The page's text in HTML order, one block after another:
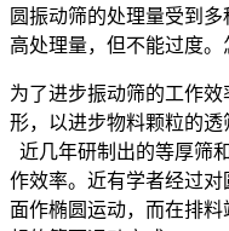
圆振动筛的处理量受到
高处理量，但不能过度
为了进步振动筛的工作
形，以进步物料颗粒的透
近几年研制出的等厚筛
作效率。近有学者经过对
面作椭圆运动，而在排